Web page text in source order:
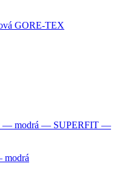
GORE-TEX
modrá